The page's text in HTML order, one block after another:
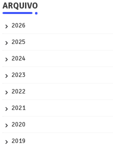
ARQUIVO
2026
2025
2024
2023
2022
2021
2020
2019